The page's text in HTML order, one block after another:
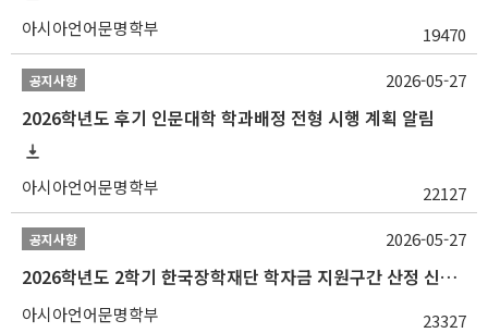
아시아언어문명학부 19470
공지사항
2026학년도 후기 인문대학 학과배정 전형 시행 계획 알림
아시아언어문명학부 22127
2026-05-27
공지사항
2026학년도 2학기 한국장학재단 학자금 지원구간 산정 신청 안내
아시아언어문명학부 23327
2026-05-27